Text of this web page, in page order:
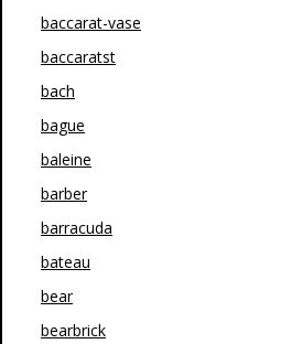
baccarat-vase
baccaratst
bach
bague
baleine
barber
barracuda
bateau
bear
bearbrick